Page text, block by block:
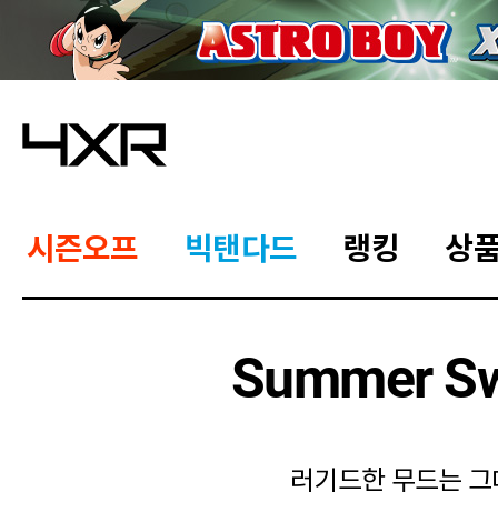
시즌오프 빅탠다드 랭킹 상
Summer
러기드한 무드는 그